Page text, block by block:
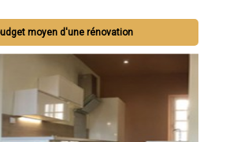
moyen d'une rénovation